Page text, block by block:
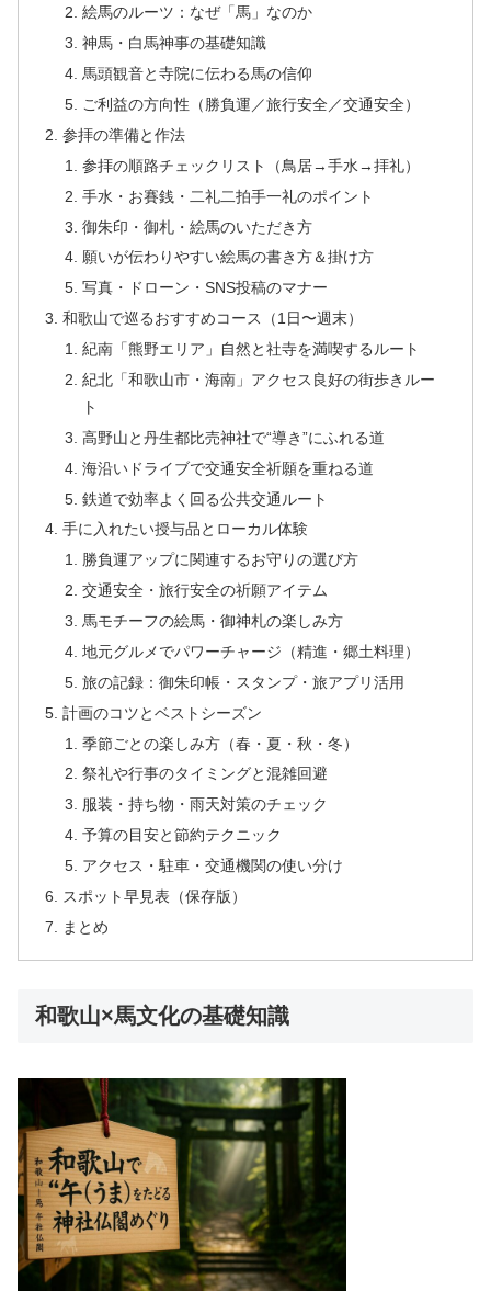
絵馬のルーツ：なぜ「馬」なのか
神馬・白馬神事の基礎知識
馬頭観音と寺院に伝わる馬の信仰
ご利益の方向性（勝負運／旅行安全／交通安全）
参拝の準備と作法
参拝の順路チェックリスト（鳥居→手水→拝礼）
手水・お賽銭・二礼二拍手一礼のポイント
御朱印・御札・絵馬のいただき方
願いが伝わりやすい絵馬の書き方＆掛け方
写真・ドローン・SNS投稿のマナー
和歌山で巡るおすすめコース（1日〜週末）
紀南「熊野エリア」自然と社寺を満喫するルート
紀北「和歌山市・海南」アクセス良好の街歩きルー
ト
高野山と丹生都比売神社で“導き”にふれる道
海沿いドライブで交通安全祈願を重ねる道
鉄道で効率よく回る公共交通ルート
手に入れたい授与品とローカル体験
勝負運アップに関連するお守りの選び方
交通安全・旅行安全の祈願アイテム
馬モチーフの絵馬・御神札の楽しみ方
地元グルメでパワーチャージ（精進・郷土料理）
旅の記録：御朱印帳・スタンプ・旅アプリ活用
計画のコツとベストシーズン
季節ごとの楽しみ方（春・夏・秋・冬）
祭礼や行事のタイミングと混雑回避
服装・持ち物・雨天対策のチェック
予算の目安と節約テクニック
アクセス・駐車・交通機関の使い分け
スポット早見表（保存版）
まとめ
和歌山×馬文化の基礎知識